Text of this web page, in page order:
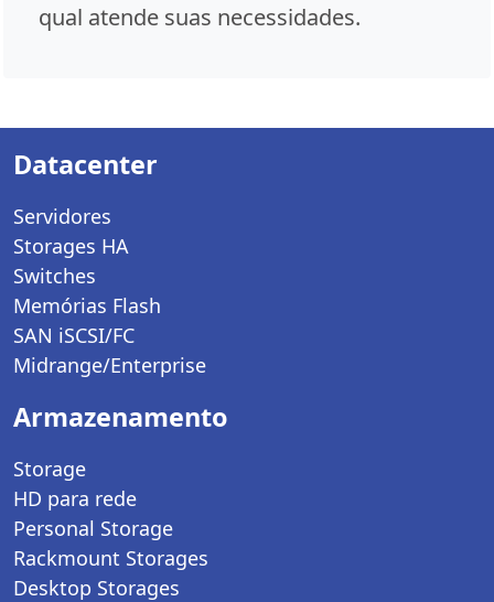
qual atende suas necessidades.
Datacenter
Servidores
Storages HA
Switches
Memórias Flash
SAN iSCSI/FC
Midrange/Enterprise
Armazenamento
Storage
HD para rede
Personal Storage
Rackmount Storages
Desktop Storages